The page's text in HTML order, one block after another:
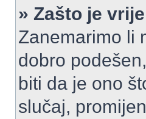
» Zašto je
Zanemarimo li
dobro
biti da je ono
slučaj,